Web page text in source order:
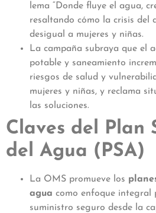
lema “Donde fluye el agua,
resaltando cómo la crisis del
desigual a mujeres y niñas.
La campaña subraya que el
potable y saneamiento
riesgos de salud y
mujeres y niñas, y reclama
las soluciones.
Claves del Plan
del Agua (PSA)
La OMS promueve los
agua como enfoque integral
suministro seguro desde la